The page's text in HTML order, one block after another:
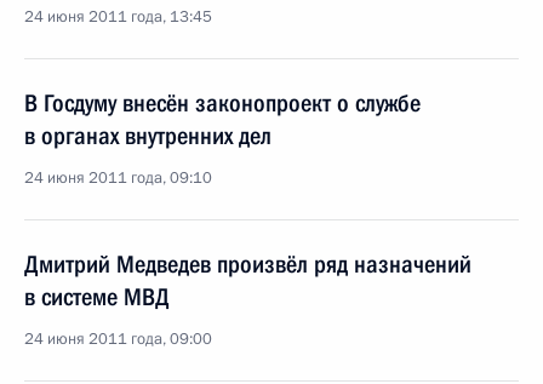
24 июня 2011 года, 13:45
В Госдуму внесён законопроект о службе
в органах внутренних дел
24 июня 2011 года, 09:10
Дмитрий Медведев произвёл ряд назначений
в системе МВД
24 июня 2011 года, 09:00